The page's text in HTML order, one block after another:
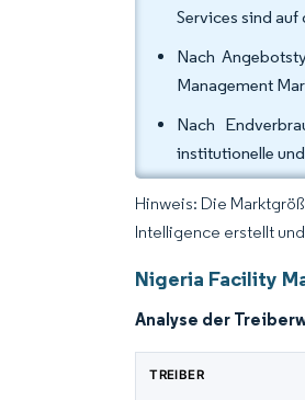
Services sind auf
Nach
Management
Nach
institutionelle
Hinweis: Die
Intelligence erstellt
Nigeria Facility
Analyse der
TREIBER